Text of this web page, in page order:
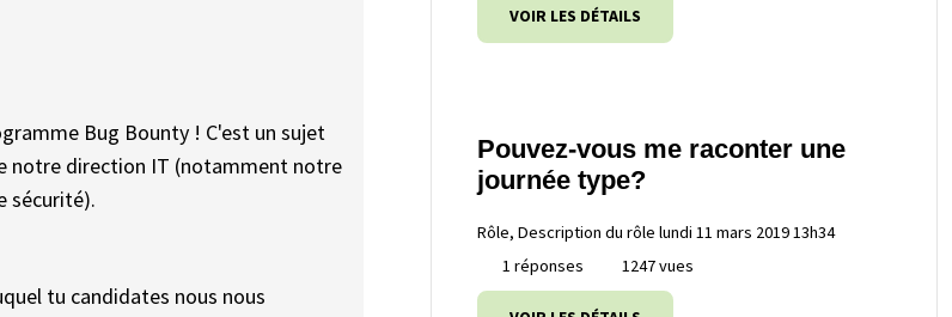
Bug Bounty ! C'est un sujet
notre direction IT (notamment notre
sécurité).
tu candidates nous nous
VOIR LES DÉTAILS
Pouvez-vous me raconter une
journée type?
Rôle, Description du rôle lundi 11 mars 2019 13h34
1 réponses
1247 vues